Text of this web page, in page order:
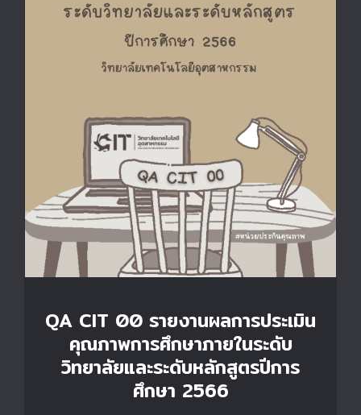
QA CIT 00 รายงานผลการประเมินคุณภาพการ
ศึกษาภายในระดับวิทยาลัยและระดับหลักสูตรปี
QA CIT 00 รายงานผลการประเมิน
คุณภาพการศึกษาภายในระดับ
วิทยาลัยและระดับหลักสูตรปีการ
ศึกษา 2566